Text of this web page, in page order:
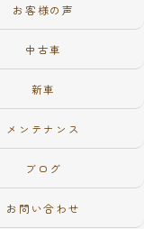
お客様の声
中古車
新車
メンテナンス
ブログ
お問い合わせ